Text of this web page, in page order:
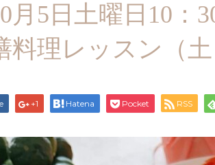
月5日土曜日10：
理レッスン（土
+1 Hatena Pocket RSS